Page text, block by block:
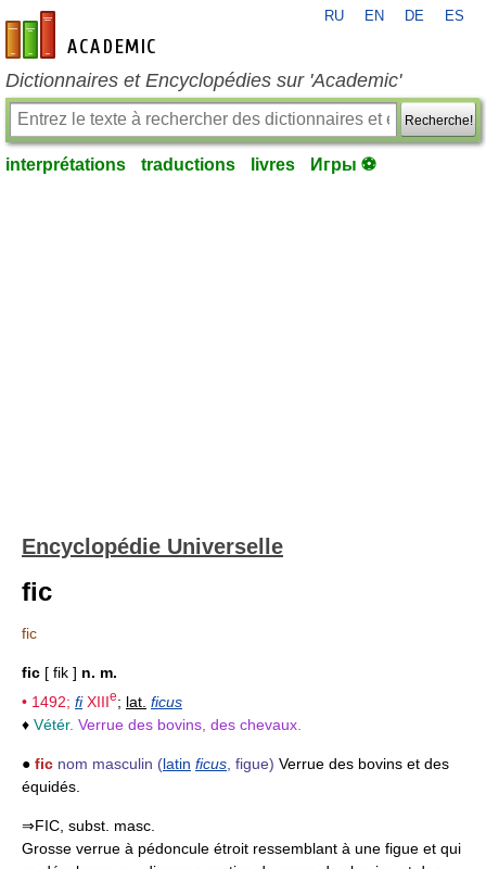
fr-academic.com
RU EN DE ES
Dictionnaires et Encyclopédies sur 'Academic'
Recherche!
interprétations traductions livres Игры ⚽
Encyclopédie Universelle
fic
fic
fic [ fik ] n. m.
• 1492; fi XIIIe; lat. ficus
♦ Vétér. Verrue des bovins, des chevaux.
● fic nom masculin (latin ficus , figue) Verrue des bovins et des
équidés.
⇒FIC, subst. masc.
Grosse verrue à pédoncule étroit ressemblant à une figue et qui